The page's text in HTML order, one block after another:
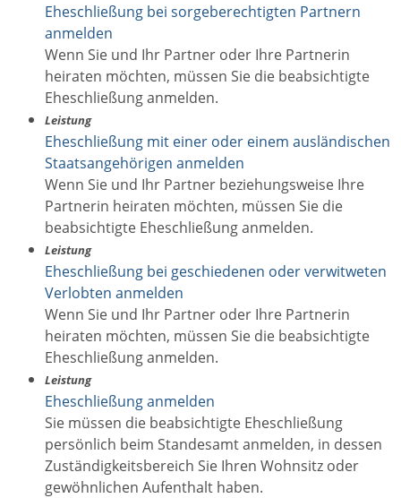
Eheschließung bei sorgeberechtigten Partnern
anmelden
Wenn Sie und Ihr Partner oder Ihre Partnerin
heiraten möchten, müssen Sie die beabsichtigte
Eheschließung anmelden.
Leistung
Eheschließung mit einer oder einem ausländischen
Staatsangehörigen anmelden
Wenn Sie und Ihr Partner beziehungsweise Ihre
Partnerin heiraten möchten, müssen Sie die
beabsichtigte Eheschließung anmelden.
Leistung
Eheschließung bei geschiedenen oder verwitweten
Verlobten anmelden
Wenn Sie und Ihr Partner oder Ihre Partnerin
heiraten möchten, müssen Sie die beabsichtigte
Eheschließung anmelden.
Leistung
Eheschließung anmelden
Sie müssen die beabsichtigte Eheschließung
persönlich beim Standesamt anmelden, in dessen
Zuständigkeitsbereich Sie Ihren Wohnsitz oder
gewöhnlichen Aufenthalt haben.